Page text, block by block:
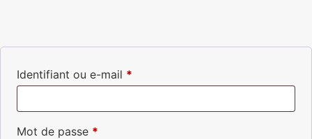
Identifiant ou e-mail *
Mot de passe *